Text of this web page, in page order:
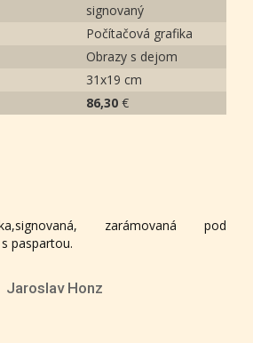
signovaný
Počítačová grafika
Obrazy s dejom
31x19 cm
86,30 €
zarámovaná pod
paspartou.
Jaroslav Honz